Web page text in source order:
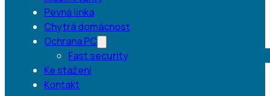
Pevná linka
Chytrá domácnost
Ochrana PC
Fast security
Ke stažení
Kontakt